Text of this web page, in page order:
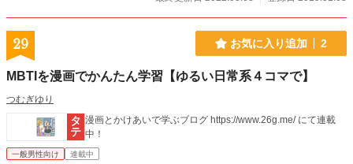
29 お気に入り追加 2
MBTIを漫画でかんたん学習【ゆるい日常系４コマで】
つむぎゆり
漫画とかけあいで学ぶブログ https://www.26g.me/ にて連載
中！
一般男性向け 連載中